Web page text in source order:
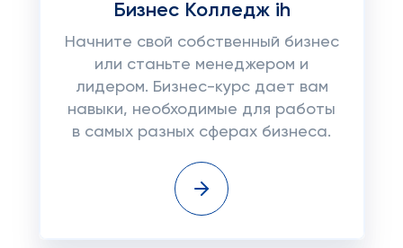
Бизнес Колледж ih
Начните свой собственный бизнес
или станьте менеджером и
лидером. Бизнес-курс дает вам
навыки, необходимые для работы
в самых разных сферах бизнеса.